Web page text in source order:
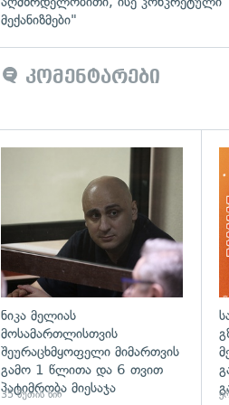
მექანიზმები"
კომენტარები
ნიკა მელიას
მოსამართლისთვის
შეურაცხმყოფელი მიმართვის
გამო 1 წლითა და 6 თვით
პატიმრობა მიესაჯა
35 წუთის წინ